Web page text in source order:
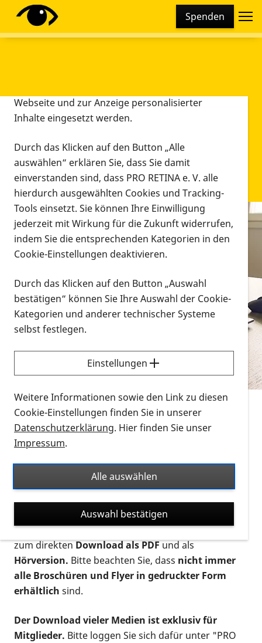
Spenden
Infomaterial
Infomaterial
Vorlesen
Alle Infomaterialien in verschiedenen
Formaten an einem Ort
Sie möchten wissen, wie Sie nach Infonmaterial
suchen und dieses bestellen bzw. herunterladen
können? Schauen Sie sich dieErklärvideos zum
Thema Infomaterial auf der PRO RETINA-Website
für blinde und sehbehinderte Menschen an.
Auf dieser Seite finden Sie sämtliches Infomaterial
Ort. Nutzen Sie den Formatfilter, um ausschließlich
nach Flyern und Broschüren, Audios oder Videos zu
suchen. Die meisten Flyer und Broschüren werden in
verschiedenen Formaten angeboten: zur
postalischen Bestellung als gedruckte Variante
zum direktenDownload als PDFund als
Hörversion. Bitte beachten Sie, dass nicht immer
alle Broschüren und Flyer in gedruckter Form
erhältlich sind.
Der Download vieler Medien ist exklusiv für
Mitglieder. Bitte loggen Sie sich dafür unter "PRO
Diese Webseite setzt verschiedene Cookies und
Tracking-Tools ein. Dies beinhaltet Cookies und
Webseite und zur Anzeige personalisierter
Inhalte eingesetzt werden.
Durch das Klicken auf den Button „Alle
auswählen“ erklären Sie, dass Sie damit
einverstanden sind, dass PRO RETINA e. V. alle
hierdurch ausgewählten Cookies und Tracking-
Tools einsetzt. Sie können Ihre Einwilligung
jederzeit mit Wirkung für die Zukunft widerrufen,
indem Sie die entsprechenden Kategorien in den
Cookie-Einstellungen deaktivieren.
Durch das Klicken auf den Button „Auswahl
bestätigen“ können Sie Ihre Auswahl der Cookie-
Kategorien und anderer technischer Systeme
selbst festlegen.
Einstellungen
Weitere Informationen sowie den Link zu diesen
Cookie-Einstellungen finden Sie in unserer
Datenschutzerklärung. Hier finden Sie unser
Impressum.
Alle auswählen
Auswahl bestätigen